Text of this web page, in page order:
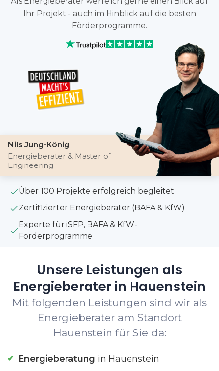
Ihr Projekt - auch im Hinblick auf die besten
Förderprogramme.
Nils Jung-König
Energieberater & Master of
Engineering
Über 100 Projekte erfolgreich begleitet
Zertifizierter Energieberater (BAFA & KfW)
Experte für iSFP, BAFA & KfW-
Förderprogramme
Unsere Leistungen als
Energieberater in Hauenstein
Mit folgenden Leistungen sind wir als
Energieberater am Standort
Hauenstein für Sie da:
Energieberatung in Hauenstein